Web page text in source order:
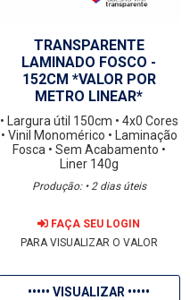
TRANSPARENTE
LAMINADO FOSCO -
152CM *VALOR POR
METRO LINEAR*
• Largura útil 150cm • 4x0 Cores
• Vinil Monomérico • Laminação
Fosca • Sem Acabamento •
Liner 140g
Produção: • 2 dias úteis
FAÇA SEU LOGIN
PARA VISUALIZAR O VALOR
••••• VISUALIZAR •••••